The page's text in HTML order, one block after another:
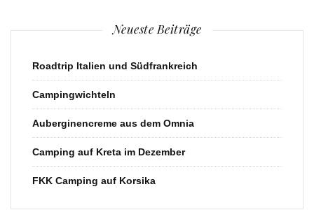
Neueste Beiträge
Roadtrip Italien und Südfrankreich
Campingwichteln
Auberginencreme aus dem Omnia
Camping auf Kreta im Dezember
FKK Camping auf Korsika